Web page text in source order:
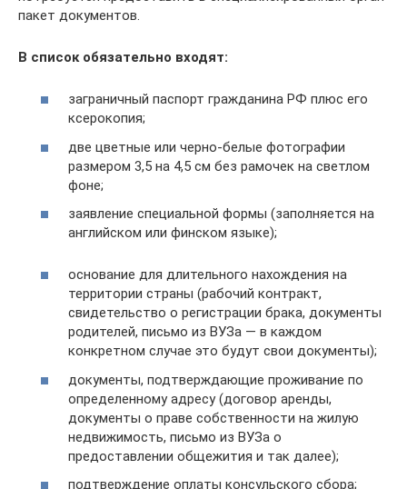
пакет документов.
В список обязательно входят:
заграничный паспорт гражданина РФ плюс его
ксерокопия;
две цветные или черно-белые фотографии
размером 3,5 на 4,5 см без рамочек на светлом
фоне;
заявление специальной формы (заполняется на
английском или финском языке);
основание для длительного нахождения на
территории страны (рабочий контракт,
свидетельство о регистрации брака, документы
родителей, письмо из ВУЗа — в каждом
конкретном случае это будут свои документы);
документы, подтверждающие проживание по
определенному адресу (договор аренды,
документы о праве собственности на жилую
недвижимость, письмо из ВУЗа о
предоставлении общежития и так далее);
подтверждение оплаты консульского сбора;